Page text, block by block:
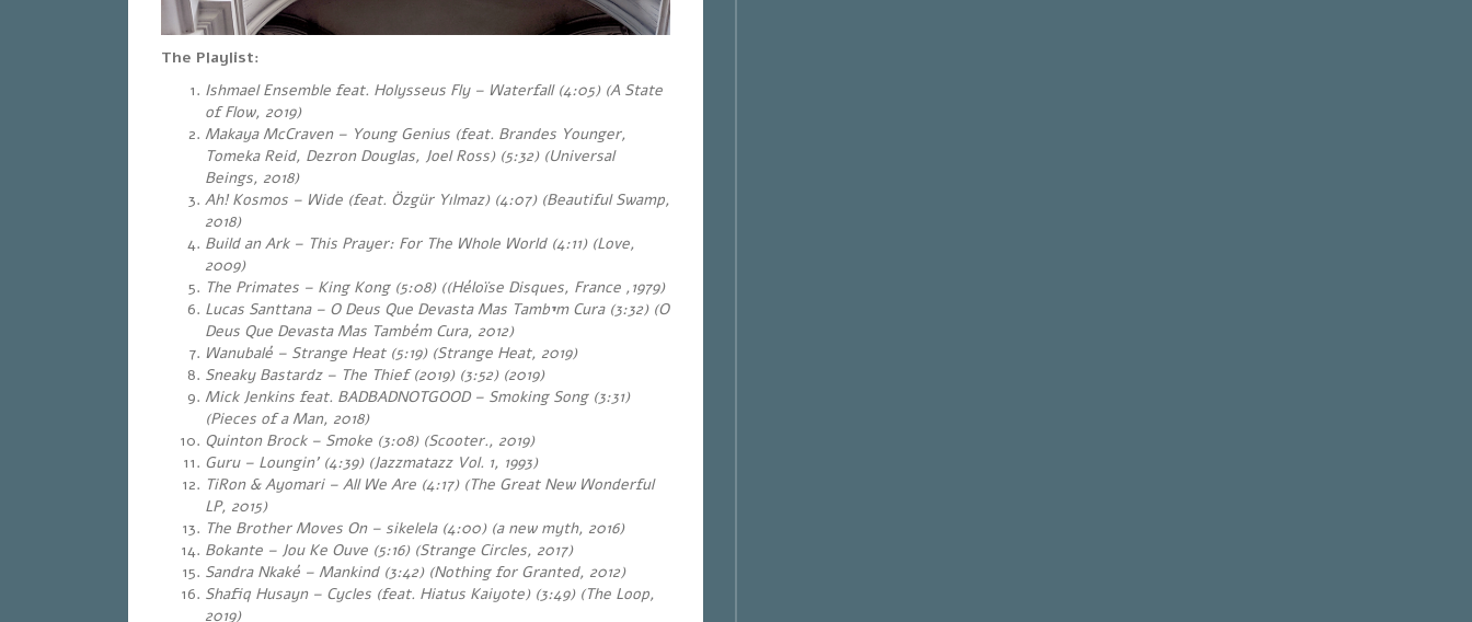
The Playlist:
Ishmael Ensemble feat. Holysseus Fly – Waterfall (4:05) (A State
of Flow, 2019)
Makaya McCraven – Young Genius (feat. Brandes Younger,
Tomeka Reid, Dezron Douglas, Joel Ross) (5:32) (Universal
Beings, 2018)
Ah! Kosmos – Wide (feat. Özgür Yılmaz) (4:07) (Beautiful Swamp,
2018)
Build an Ark – This Prayer: For The Whole World (4:11) (Love,
2009)
The Primates – King Kong (5:08) ((Héloïse Disques, France ,1979)
Lucas Santtana – O Deus Que Devasta Mas Tambיm Cura (3:32) (O
Deus Que Devasta Mas Também Cura, 2012)
Wanubalé – Strange Heat (5:19) (Strange Heat, 2019)
Sneaky Bastardz – The Thief (2019) (3:52) (2019)
Mick Jenkins feat. BADBADNOTGOOD – Smoking Song (3:31)
(Pieces of a Man, 2018)
Quinton Brock – Smoke (3:08) (Scooter., 2019)
Guru – Loungin’ (4:39) (Jazzmatazz Vol. 1, 1993)
TiRon & Ayomari – All We Are (4:17) (The Great New Wonderful
LP, 2015)
The Brother Moves On – sikelela (4:00) (a new myth, 2016)
Bokante – Jou Ke Ouve (5:16) (Strange Circles, 2017)
Sandra Nkaké – Mankind (3:42) (Nothing for Granted, 2012)
Shafiq Husayn – Cycles (feat. Hiatus Kaiyote) (3:49) (The Loop,
2019)